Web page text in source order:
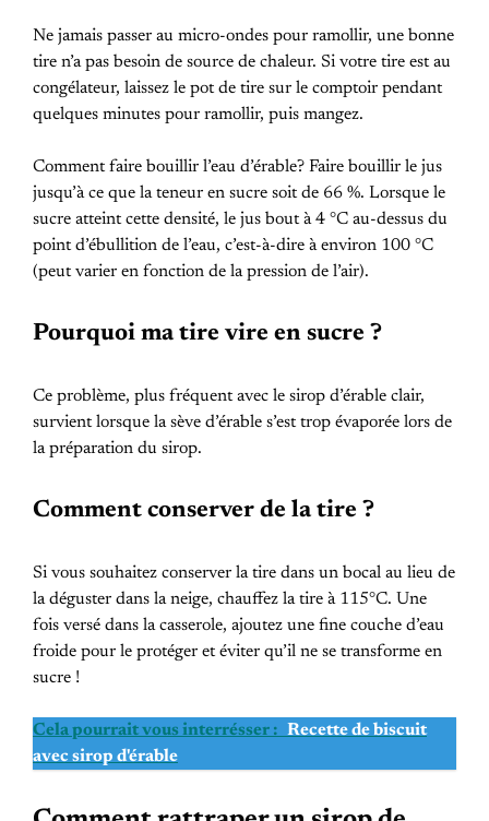
Ne jamais passer au micro-ondes pour ramollir, une bonne
tire n’a pas besoin de source de chaleur. Si votre tire est au
congélateur, laissez le pot de tire sur le comptoir pendant
quelques minutes pour ramollir, puis mangez.
Comment faire bouillir l’eau d’érable? Faire bouillir le jus
jusqu’à ce que la teneur en sucre soit de 66 %. Lorsque le
sucre atteint cette densité, le jus bout à 4 °C au-dessus du
point d’ébullition de l’eau, c’est-à-dire à environ 100 °C
(peut varier en fonction de la pression de l’air).
Pourquoi ma tire vire en sucre ?
Ce problème, plus fréquent avec le sirop d’érable clair,
survient lorsque la sève d’érable s’est trop évaporée lors de
la préparation du sirop.
Comment conserver de la tire ?
Si vous souhaitez conserver la tire dans un bocal au lieu de
la déguster dans la neige, chauffez la tire à 115°C. Une
fois versé dans la casserole, ajoutez une fine couche d’eau
froide pour le protéger et éviter qu’il ne se transforme en
sucre !
Cela pourrait vous interrésser : Recette de biscuit
avec sirop d'érable